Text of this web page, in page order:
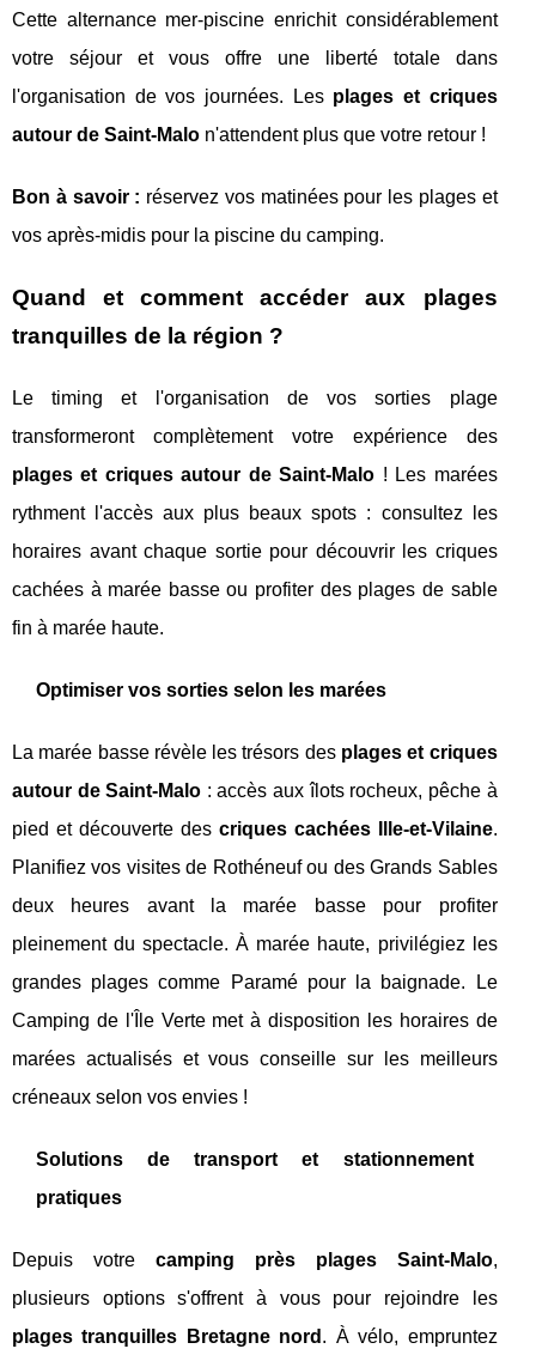
Cette alternance mer-piscine enrichit considérablement
votre séjour et vous offre une liberté totale dans
l'organisation de vos journées. Les plages et criques
autour de Saint-Malo n'attendent plus que votre retour !
Bon à savoir : réservez vos matinées pour les plages et
vos après-midis pour la piscine du camping.
Quand et comment accéder aux plages
tranquilles de la région ?
Le timing et l'organisation de vos sorties plage
transformeront complètement votre expérience des
plages et criques autour de Saint-Malo ! Les marées
rythment l'accès aux plus beaux spots : consultez les
horaires avant chaque sortie pour découvrir les criques
cachées à marée basse ou profiter des plages de sable
fin à marée haute.
Optimiser vos sorties selon les marées
La marée basse révèle les trésors des plages et criques
autour de Saint-Malo : accès aux îlots rocheux, pêche à
pied et découverte des criques cachées Ille-et-Vilaine.
Planifiez vos visites de Rothéneuf ou des Grands Sables
deux heures avant la marée basse pour profiter
pleinement du spectacle. À marée haute, privilégiez les
grandes plages comme Paramé pour la baignade. Le
Camping de l'Île Verte met à disposition les horaires de
marées actualisés et vous conseille sur les meilleurs
créneaux selon vos envies !
Solutions de transport et stationnement
pratiques
Depuis votre camping près plages Saint-Malo,
plusieurs options s'offrent à vous pour rejoindre les
plages tranquilles Bretagne nord . À vélo, empruntez